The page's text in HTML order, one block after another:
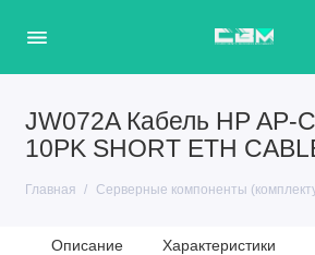
JW072A Кабель HP AP-
10PK SHORT ETH
Главная Серверные компоненты
Описание Характеристики